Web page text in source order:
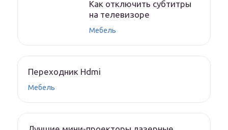
Как отключить субтитры
на телевизоре
Мебель
Переходник Hdmi
Мебель